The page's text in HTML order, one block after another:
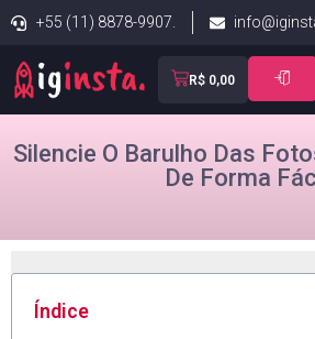
+55 (11) 8878-9907.
R$ 0,00
Silencie O Barulho Das
De Forma
Índice